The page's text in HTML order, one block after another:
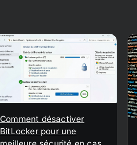
Comment désactiver
BitLocker pour une